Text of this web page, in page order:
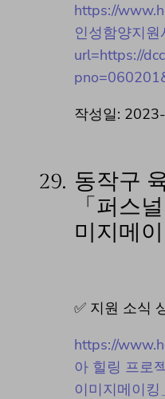
https://
인성함양지
url=https://
작성일:
29. 동작구
「퍼스
미지메이
✅ 지원 소식
https://
아 힐링 프로
이미지메이킹